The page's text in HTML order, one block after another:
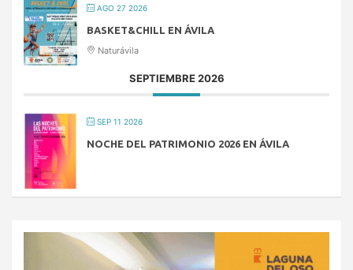
AGO 27 2026
BASKET&CHILL EN ÁVILA
Naturávila
SEPTIEMBRE 2026
SEP 11 2026
NOCHE DEL PATRIMONIO 2026 EN ÁVILA